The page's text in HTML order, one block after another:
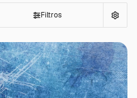
Filtros